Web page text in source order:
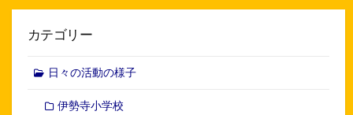
カテゴリー
日々の活動の様子
伊勢寺小学校